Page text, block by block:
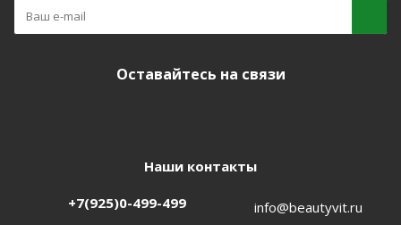
Оставайтесь на связи
Наши контакты
+7(925)0-499-499 info@beautyvit.ru